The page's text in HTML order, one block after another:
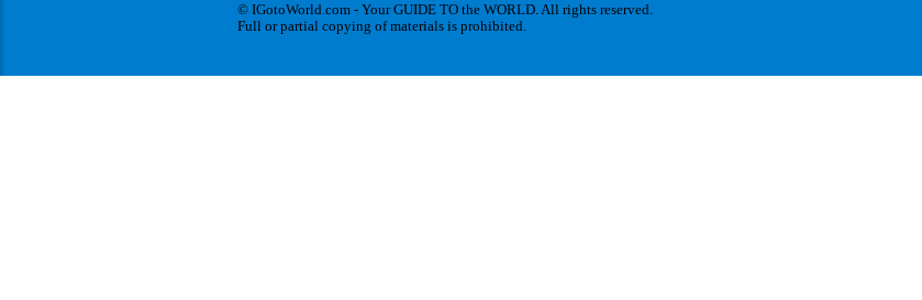
© IGotoWorld.com - Your GUIDE TO the WORLD. All rights reserved.
Full or partial copying of materials is prohibited.